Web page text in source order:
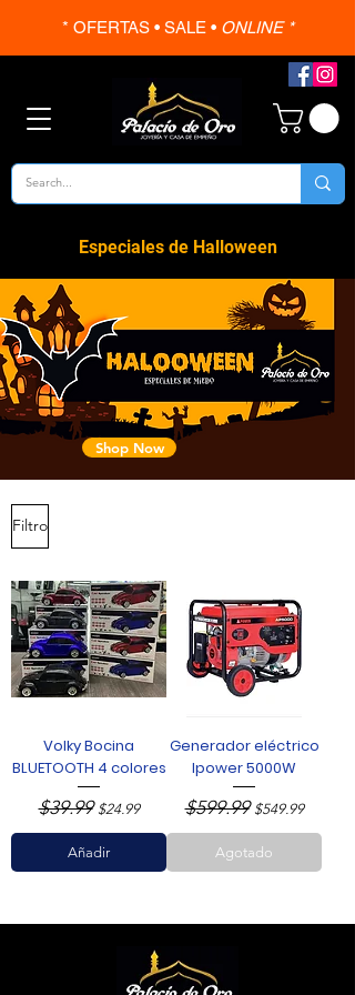
* OFERTAS • SALE •ONLINE *
Especiales de Halloween
Shop Now
Filtro
Volky Bocina
BLUETOOTH 4 colores
Precio
$39.99 Precio de oferta
$24.99
Añadir
Generador eléctrico
Ipower 5000W
Precio
$599.99 Precio de oferta
$549.99
Agotado